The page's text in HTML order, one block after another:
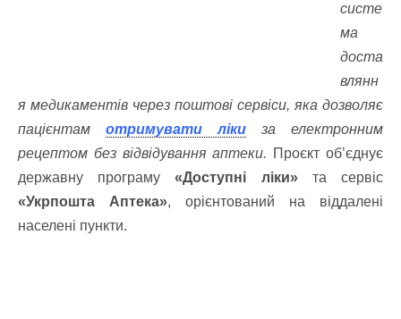
систе
ма
доста
влянн
я медикаментів через поштові сервіси, яка дозволяє
пацієнтам отримувати ліки за електронним
рецептом без відвідування аптеки. Проєкт об’єднує
державну програму«Доступні ліки»та сервіс
«Укрпошта Аптека», орієнтований на віддалені
населені пункти.